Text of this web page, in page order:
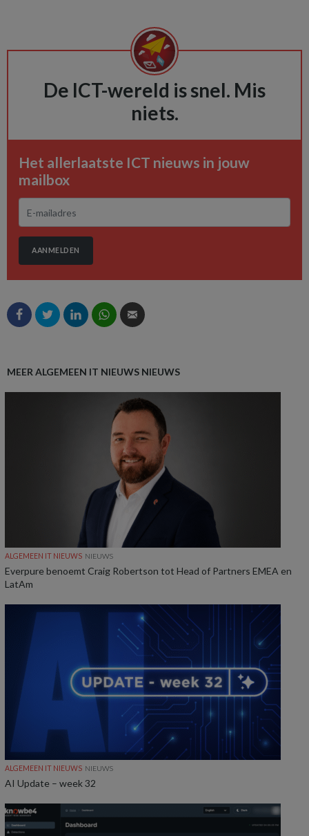
De ICT-wereld is snel. Mis
niets.
Het allerlaatste ICT nieuws in jouw
mailbox
AANMELDEN
MEER ALGEMEEN IT NIEUWS NIEUWS
ALGEMEEN IT NIEUWS NIEUWS
Everpure benoemt Craig Robertson tot Head of Partners EMEA en
LatAm
ALGEMEEN IT NIEUWS NIEUWS
AI Update – week 32